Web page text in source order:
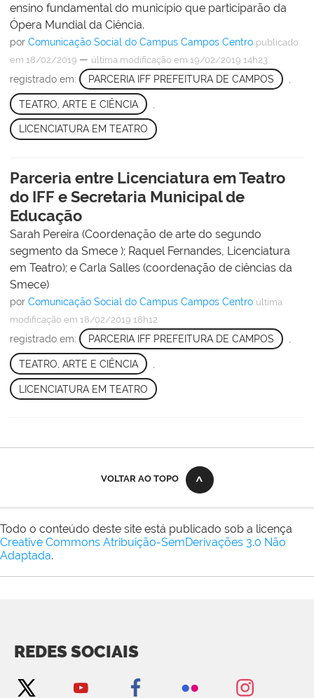
ensino fundamental do município que participarão da
Ópera Mundial da Ciência.
por Comunicação Social do Campus Campos Centro publicado
em 18/02/2019 — última modificação em 19/02/2019 14h23
registrado em: PARCERIA IFF PREFEITURA DE CAMPOS
TEATRO, ARTE E CIÊNCIA
LICENCIATURA EM TEATRO
Parceria entre Licenciatura em Teatro
do IFF e Secretaria Municipal de
Educação
Sarah Pereira (Coordenação de arte do segundo
segmento da Smece ); Raquel Fernandes, Licenciatura
em Teatro); e Carla Salles (coordenação de ciências da
Smece)
por Comunicação Social do Campus Campos Centro última
modificação em 18/02/2019 18h12
registrado em: PARCERIA IFF PREFEITURA DE CAMPOS
TEATRO, ARTE E CIÊNCIA
LICENCIATURA EM TEATRO
VOLTAR AO TOPO
Todo o conteúdo deste site está publicado sob a licença
Creative Commons Atribuição-SemDerivações 3.0 Não
Adaptada.
REDES SOCIAIS